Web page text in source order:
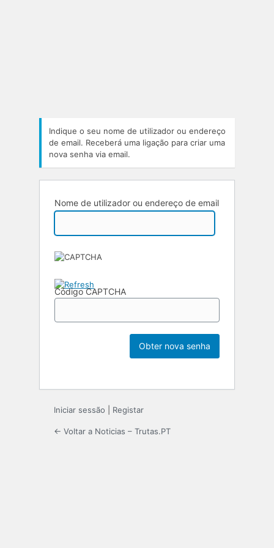
Indique o seu nome de utilizador ou endereço
de email. Receberá uma ligação para criar uma
nova senha via email.
Nome de utilizador ou endereço de email
Código CAPTCHA
Iniciar sessão Registar
← Voltar a Noticias – Trutas.PT